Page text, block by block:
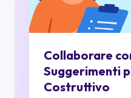
Collaborare
Suggerimenti
Costruttivo